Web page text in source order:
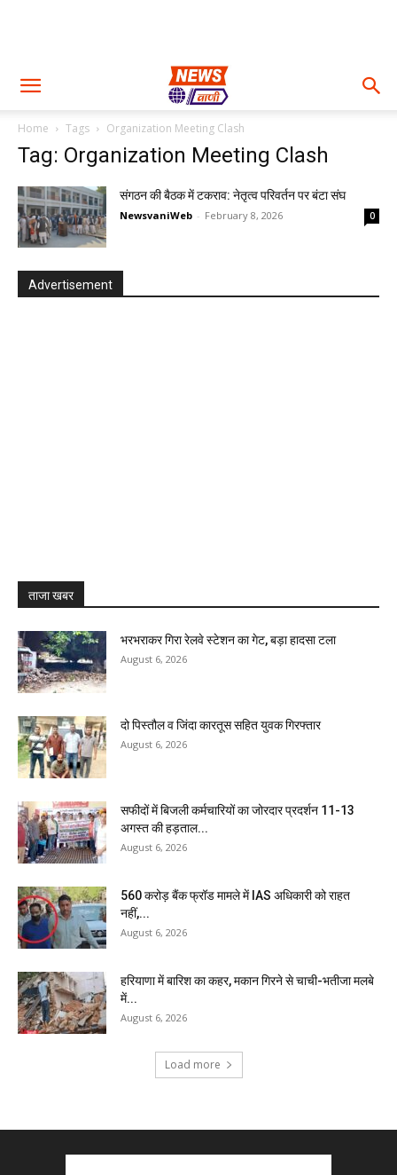
Home Tags Organization Meeting Clash
Tag: Organization Meeting Clash
संगठन की बैठक में टकराव: नेतृत्व परिवर्तन पर बंटा संघ
NewsvaniWeb - February 8, 2026 0
Advertisement
ताजा खबर
भरभराकर गिरा रेलवे स्टेशन का गेट, बड़ा हादसा टला
August 6, 2026
दो पिस्तौल व जिंदा कारतूस सहित युवक गिरफ्तार
August 6, 2026
सफीदों में बिजली कर्मचारियों का जोरदार प्रदर्शन 11-13
अगस्त की हड़ताल...
August 6, 2026
₹560 करोड़ बैंक फ्रॉड मामले में IAS अधिकारी को राहत
नहीं,...
August 6, 2026
हरियाणा में बारिश का कहर, मकान गिरने से चाची-भतीजा मलबे
में...
August 6, 2026
Load more